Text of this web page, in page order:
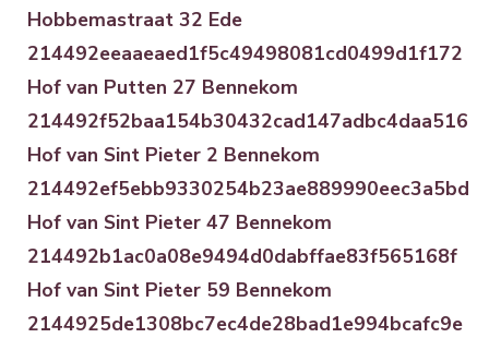
Hobbemastraat 32 Ede
214492eeaaeaed1f5c49498081cd0499d1f172
Hof van Putten 27 Bennekom
214492f52baa154b30432cad147adbc4daa516
Hof van Sint Pieter 2 Bennekom
214492ef5ebb9330254b23ae889990eec3a5bd
Hof van Sint Pieter 47 Bennekom
214492b1ac0a08e9494d0dabffae83f565168f
Hof van Sint Pieter 59 Bennekom
2144925de1308bc7ec4de28bad1e994bcafc9e